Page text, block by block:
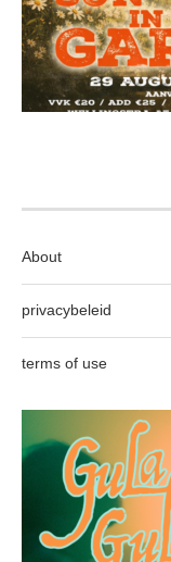
About
privacybeleid
terms of use